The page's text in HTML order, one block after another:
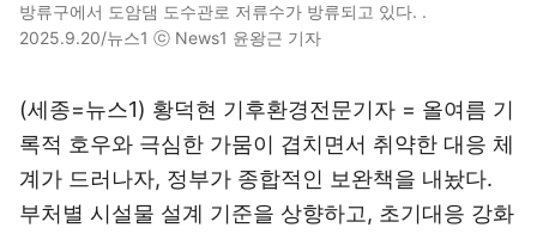
방류구에서 도암댐 도수관로 저류수가 방류되고 있다. .
2025.9.20/뉴스1 ⓒ News1 윤왕근 기자
(세종=뉴스1) 황덕현 기후환경전문기자 = 올여름 기
록적 호우와 극심한 가뭄이 겹치면서 취약한 대응 체
계가 드러나자, 정부가 종합적인 보완책을 내놨다.
부처별 시설물 설계 기준을 상향하고, 초기대응 강화